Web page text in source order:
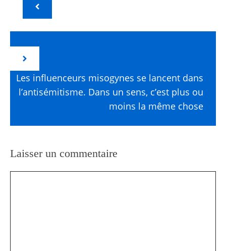
Les influenceurs misogynes se lancent dans
l’antisémitisme. Dans un sens, c’est plus ou
moins la même chose
Laisser un commentaire